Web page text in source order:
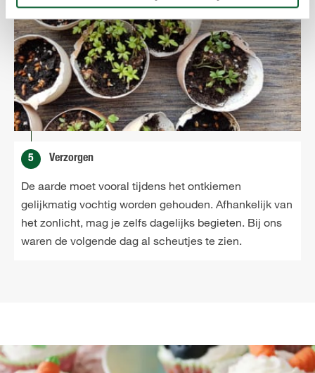
5 Verzorgen
De aarde moet vooral tijdens het ontkiemen
gelijkmatig vochtig worden gehouden. Afhankelijk van
het zonlicht, mag je zelfs dagelijks begieten. Bij ons
waren de volgende dag al scheutjes te zien.